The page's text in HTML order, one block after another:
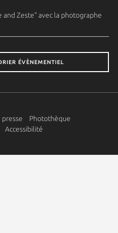
and Zeste" avec la photographe
ÉVÈNEMENTIEL
presse
Photothèque
Accessibilité